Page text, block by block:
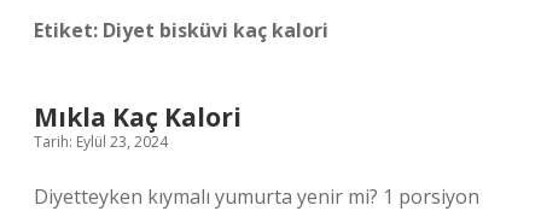
Etiket: Diyet bisküvi kaç kalori
Mıkla Kaç Kalori
Tarih: Eylül 23, 2024
Diyetteyken kıymalı yumurta yenir mi? 1 porsiyon